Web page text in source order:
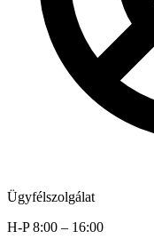
Ügyfélszolgálat
H-P 8:00 – 16:00